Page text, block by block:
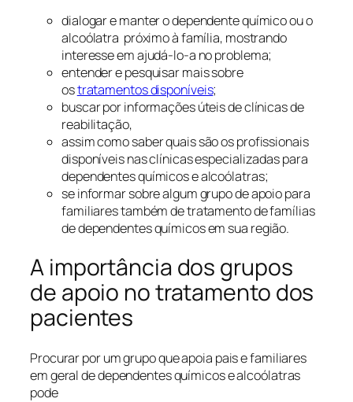
dialogar e manter o dependente químico ou o
alcoólatra próximo à família, mostrando
interesse em ajudá-lo-a no problema;
entender e pesquisar mais sobre
ostratamentos disponíveis;
buscar por informações úteis de clínicas de
reabilitação,
assim como saber quais são os profissionais
disponíveis nas clínicas especializadas para
dependentes químicos e alcoólatras;
se informar sobre algum grupo de apoio para
familiares também de tratamento de famílias
de dependentes químicos em sua região.
A importância dos grupos
de apoio no tratamento dos
pacientes
Procurar por um grupo que apoia pais e familiares
em geral de dependentes químicos e alcoólatras
pode